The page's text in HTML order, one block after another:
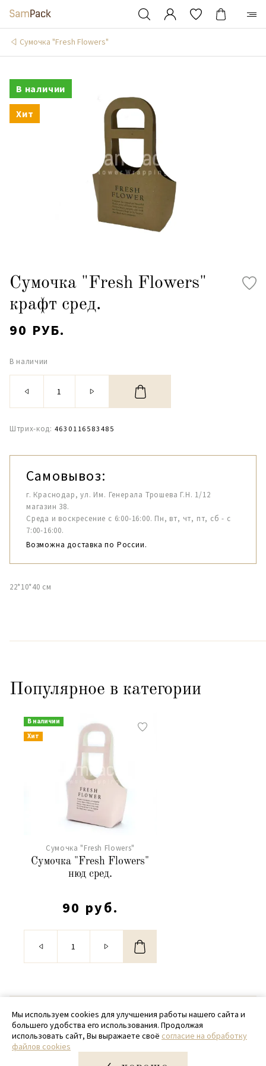
Сумочка "Fresh Flowers"
В наличии
Хит
Сумочка "Fresh Flowers"
крафт сред.
90 РУБ.
В наличии
Штрих-код: 4630116583485
Самовывоз:
г. Краснодар, ул. Им. Генерала Трошева Г.Н. 1/12
магазин 38.
Среда и воскресение с 6:00-16:00. Пн, вт, чт, пт, сб - с
7:00-16:00.
Возможна доставка по России.
22*10*40 см
Популярное в категории
В наличии
Хит
Сумочка "Fresh Flowers"
Сумочка "Fresh Flowers"
нюд сред.
90 руб.
© 2020 - 2026 SamPack
+ 7 (918) 699-97-87
zakaz@sampack.store
Мы используем cookies для улучшения работы нашего сайта и
большего удобства его использования. Продолжая
использовать сайт, Вы выражаете своё согласие на обработку
файлов cookies